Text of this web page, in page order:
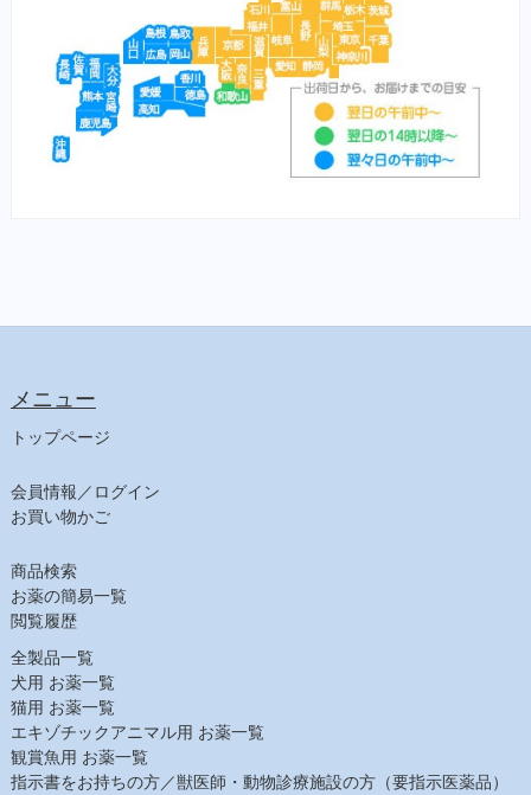
将軍
横綱
紅富士
赤富士
【日用品】
注射針・シリンジ
ヘアケア
スキンケア
耳ケア
デンタルケア
その他フード
メニュー
トップページ
会員情報／ログイン
お買い物かご
商品検索
お薬の簡易一覧
閲覧履歴
全製品一覧
犬用 お薬一覧
猫用 お薬一覧
エキゾチックアニマル用 お薬一覧
観賞魚用 お薬一覧
指示書をお持ちの方／獣医師・動物診療施設の方（要指示医薬品）